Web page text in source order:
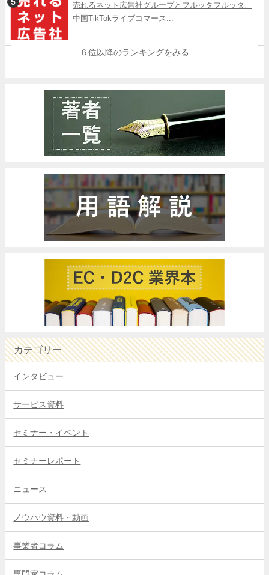
売れるネット広告社グループとフルッタフルッタ、
中国TikTokライブコマース...
６位以降のランキングをみる
カテゴリー
インタビュー
サービス資料
セミナー・イベント
セミナーレポート
ニュース
ノウハウ資料・動画
事業者コラム